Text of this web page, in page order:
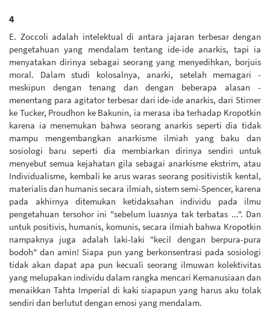
4
E. Zoccoli adalah intelektual di antara jajaran terbesar dengan
pengetahuan yang mendalam tentang ide-ide anarkis, tapi ia
menyatakan dirinya sebagai seorang yang menyedihkan, borjuis
moral. Dalam studi kolosalnya, anarki, setelah memagari -
meskipun dengan tenang dan dengan beberapa alasan -
menentang para agitator terbesar dari ide-ide anarkis, dari Stirner
ke Tucker, Proudhon ke Bakunin, ia merasa iba terhadap Kropotkin
karena ia menemukan bahwa seorang anarkis seperti dia tidak
mampu mengembangkan anarkisme ilmiah yang baku dan
sosiologi baru seperti dia membiarkan dirinya sendiri untuk
menyebut semua kejahatan gila sebagai anarkisme ekstrim, atau
Individualisme, kembali ke arus waras seorang positivistik kental,
materialis dan humanis secara ilmiah, sistem semi-Spencer, karena
pada akhirnya ditemukan ketidaksahan individu pada ilmu
pengetahuan tersohor ini "sebelum luasnya tak terbatas ...". Dan
untuk positivis, humanis, komunis, secara ilmiah bahwa Kropotkin
nampaknya juga adalah laki-laki "kecil dengan berpura-pura
bodoh" dan amin! Siapa pun yang berkonsentrasi pada sosiologi
tidak akan dapat apa pun kecuali seorang ilmuwan kolektivitas
yang melupakan individu dalam rangka mencari Kemanusiaan dan
menaikkan Tahta Imperial di kaki siapapun yang harus aku tolak
sendiri dan berlutut dengan emosi yang mendalam.